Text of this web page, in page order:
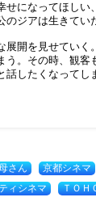
せになってほしい
のジアは生きてい
展開を見せていく
う。その時、観客
話したくなってし
さん
京都シネマ
ィシネマ
ＴＯＨ